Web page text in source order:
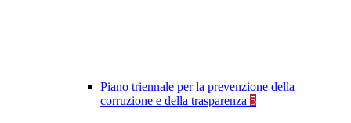
Piano triennale per la prevenzione della
corruzione e della trasparenza 5